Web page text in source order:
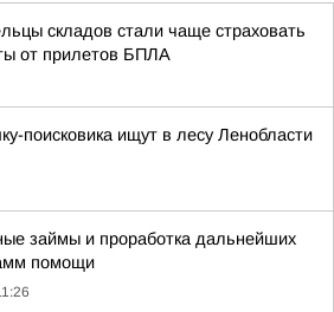
складов стали чаще страховать
от прилетов БПЛА
поисковика ищут в лесу Ленобласти
займы и проработка дальнейших
помощи